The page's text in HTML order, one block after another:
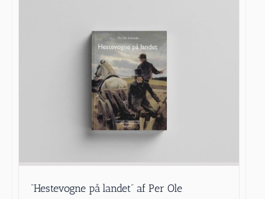
”Hestevogne på landet” af Per Ole